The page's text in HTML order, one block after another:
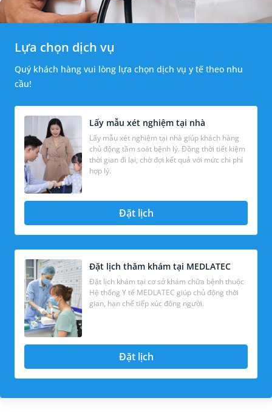
Lựa chọn dịch vụ
Quý khách hàng vui lòng lựa chọn dịch vụ y tế theo nhu
cầu!
Lấy mẫu xét nghiệm tại nhà
Lấy mẫu xét nghiệm tại nhà giúp khách hàng
chủ động tầm soát bệnh lý. Đồng thời tiết kiệm
thời gian đi lại, chờ đợi kết quả với mức chi phí
hợp lý.
Đặt lịch
Đặt lịch thăm khám tại MEDLATEC
Đặt lịch khám tại cơ sở khám chữa bệnh thuộc
Hệ thống Y tế MEDLATEC giúp chủ động thời
gian, hạn chế tiếp xúc đông người.
Đặt lịch